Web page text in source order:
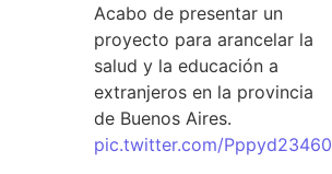
Acabo de presentar un
proyecto para arancelar la
salud y la educación a
extranjeros en la provincia
de Buenos Aires.
pic.twitter.com/Pppyd23460